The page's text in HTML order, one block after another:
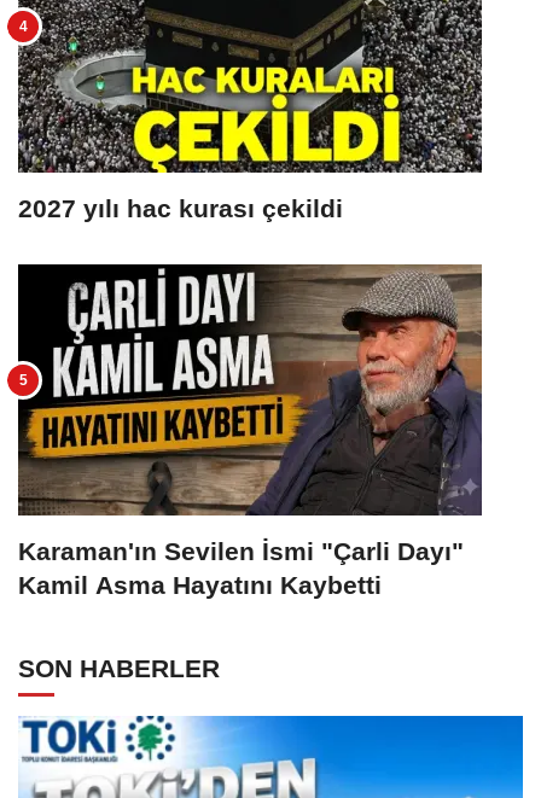
2027 yılı hac kurası çekildi
Karaman'ın Sevilen İsmi "Çarli Dayı"
Kamil Asma Hayatını Kaybetti
SON HABERLER